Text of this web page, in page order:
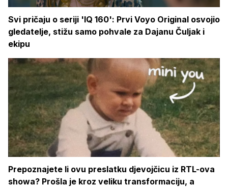
Svi pričaju o seriji 'IQ 160': Prvi Voyo Original osvojio
gledatelje, stižu samo pohvale za Dajanu Čuljak i
ekipu
Prepoznajete li ovu preslatku djevojčicu iz RTL-ova
showa? Prošla je kroz veliku transformaciju, a